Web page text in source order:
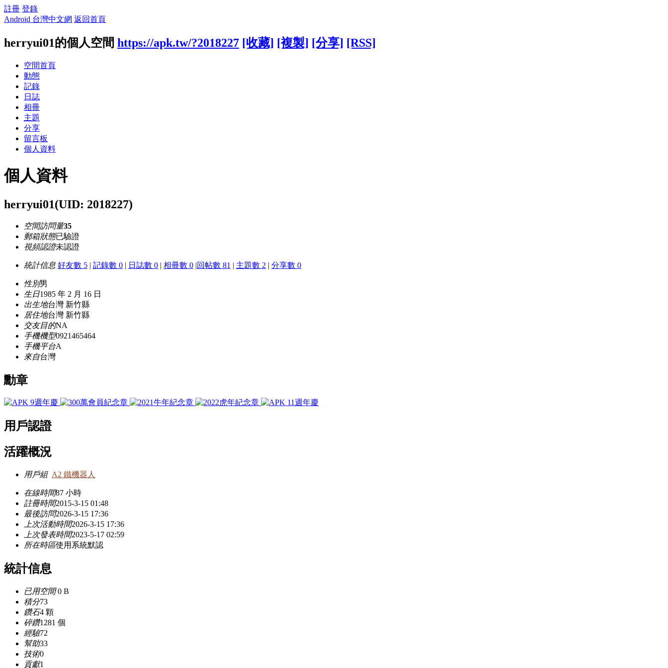
註冊 登錄
Android 台灣中文網 返回首頁
herryui01的個人空間 https://apk.tw/?2018227 [收藏] [複製] [分享] [RSS]
空間首頁
動態
記錄
日誌
相冊
主題
分享
留言板
個人資料
個人資料
herryui01(UID: 2018227)
空間訪問量35
郵箱狀態已驗證
視頻認證未認證
統計信息 好友數 5 | 記錄數 0 | 日誌數 0 | 相冊數 0 |回帖數 81 | 主題數 2 | 分享數 0
性別男
生日1985 年 2 月 16 日
出生地台灣 新竹縣
居住地台灣 新竹縣
交友目的NA
手機機型0921465464
手機平台A
來自台灣
勳章
用戶認證
活躍概況
用戶組 A2 鐵機器人
在線時間87 小時
註冊時間2015-3-15 01:48
最後訪問2026-3-15 17:36
上次活動時間2026-3-15 17:36
上次發表時間2023-5-17 02:59
所在時區使用系統默認
統計信息
已用空間0 B
積分73
鑽石4 顆
碎鑽1281 個
經驗72
幫助33
技術0
貢獻1